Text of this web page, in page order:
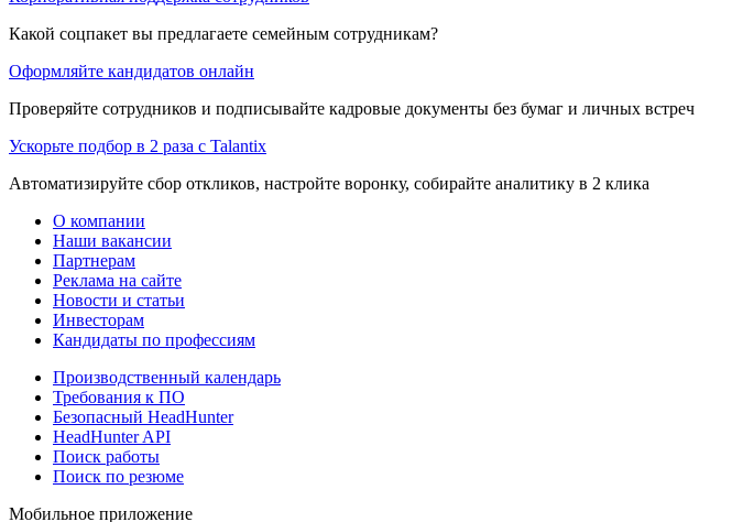
Какой соцпакет вы предлагаете семейным сотрудникам?
Оформляйте кандидатов онлайн
Проверяйте сотрудников и подписывайте кадровые документы без бумаг и личных встреч
Ускорьте подбор в 2 раза с Talantix
Автоматизируйте сбор откликов, настройте воронку, собирайте аналитику в 2 клика
О компании
Наши вакансии
Партнерам
Реклама на сайте
Новости и статьи
Инвесторам
Кандидаты по профессиям
Производственный календарь
Требования к ПО
Безопасный HeadHunter
HeadHunter API
Поиск работы
Поиск по резюме
Мобильное приложение